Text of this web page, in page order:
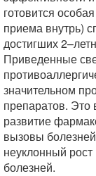
готовится
приема внутрь)
достигших
Приведенные
значительном
препаратов. Это
развитие
вызовы
неуклонный рост
болезней.